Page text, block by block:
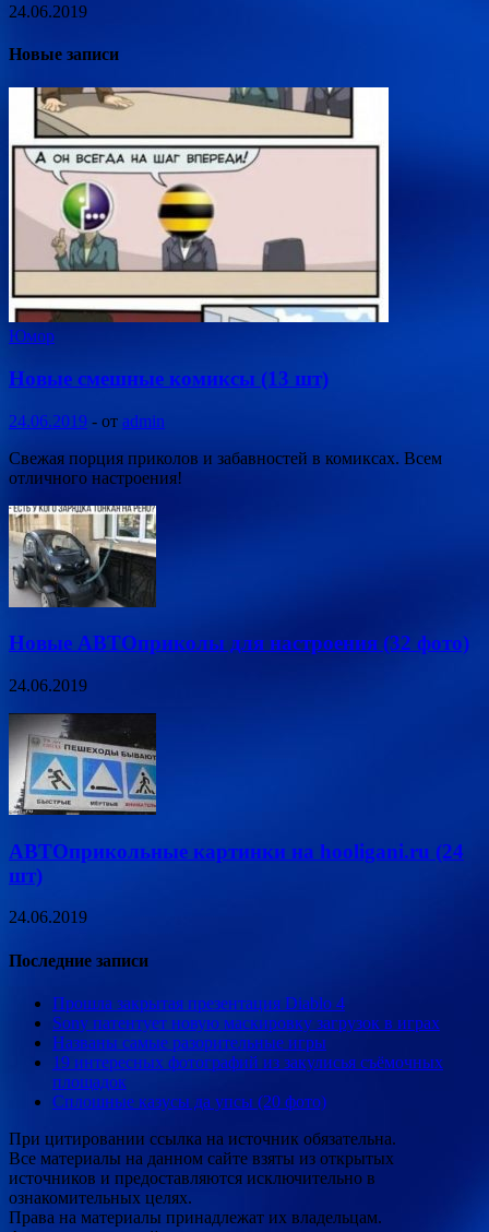
24.06.2019
Новые записи
Юмор
Новые смешные комиксы (13 шт)
24.06.2019 - от admin
Свежая порция приколов и забавностей в комиксах. Всем
отличного настроения!
Новые АВТОприколы для настроения (32 фото)
24.06.2019
АВТОприкольные картинки на hooligani.ru (24
шт)
24.06.2019
Последние записи
Прошла закрытая презентация Diablo 4
Sony патентует новую маскировку загрузок в играх
Названы самые разорительные игры
19 интересных фотографий из закулисья съёмочных
площадок
Сплошные казусы да упсы (20 фото)
При цитировании ссылка на источник обязательна.
Все материалы на данном сайте взяты из открытых
источников и предоставляются исключительно в
ознакомительных целях.
Права на материалы принадлежат их владельцам.